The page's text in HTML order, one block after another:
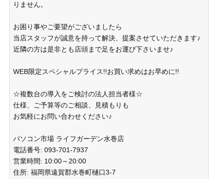
りません。
お困り事やご要望がございましたら
当店スタッフが誠意を持って解決、提案させていただきます♪
近隣の方は是非とも店頭まで足をお運び下さいませ♪
WEB限定スペシャルプライス!!お買い求めはお早めに!!
☆複数台の導入をご検討の法人担当者様☆
仕様、ご予算等のご相談、見積もりも
お気軽にお問い合わせください♪
パソコン市場 ライフガーデン水巻店
電話番号: 093-701-7937
営業時間: 10:00～20:00
住所: 福岡県遠賀郡水巻町樋口3-7